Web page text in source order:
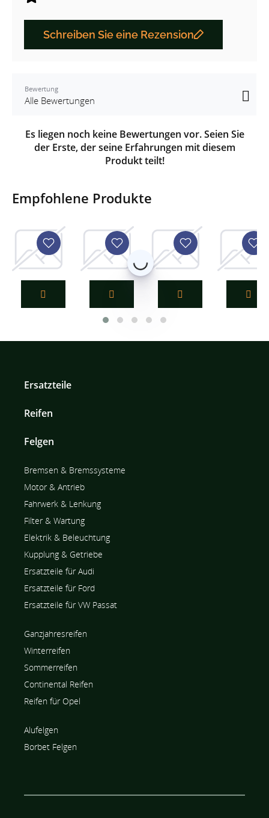
Schreiben Sie eine Rezension
Bewertung
Es liegen noch keine Bewertungen vor. Seien Sie
der Erste, der seine Erfahrungen mit diesem
Produkt teilt!
Empfohlene Produkte
Bosch Kraftstofffilter F026402005Bosch Kraftstofffilter F026403766
Bosch KraftstofffilterBosch
Ersatzteile
Reifen
Felgen
Bremsen & Bremssysteme
Motor & Antrieb
Fahrwerk & Lenkung
Filter & Wartung
Elektrik & Beleuchtung
Kupplung & Getriebe
Ersatzteile für Audi
Ersatzteile für Ford
Ersatzteile für VW Passat
Ganzjahresreifen
Winterreifen
Sommerreifen
Continental Reifen
Reifen für Opel
Alufelgen
Borbet Felgen